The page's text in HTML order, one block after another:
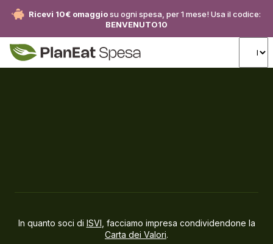
Ricevi 10€ omaggiosu ogni spesa, per 1 mese! Usa il codice:
BENVENUTO10
In quanto soci di ISVI , facciamo impresa condividendone la
Carta dei Valori.